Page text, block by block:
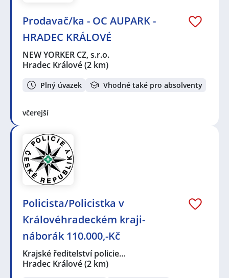
Prodavač/ka - OC AUPARK -
HRADEC KRÁLOVÉ
NEW YORKER CZ, s.r.o.
Hradec Králové(2 km)
Plný úvazek Vhodné také pro absolventy
včerejší
Policista/Policistka v
Královéhradeckém kraji-
náborák 110.000,-Kč
Krajské ředitelství policie…
Hradec Králové(2 km)